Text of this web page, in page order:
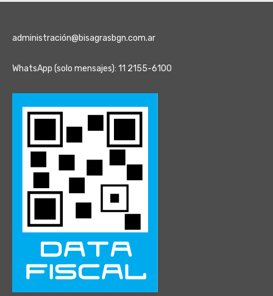
administración@bisagrasbgn.com.ar
WhatsApp (solo mensajes): 11 2155-6100